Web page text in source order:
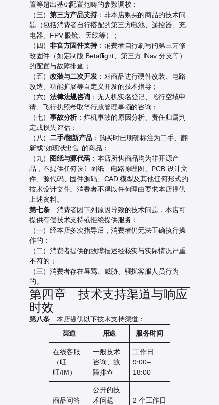
置等超出基础配置范畴的参数调校；
（三） 第三方产品支持：非本店购买的商品的技术问
题（包括消费者自行搭配的第三方电池、遥控器、充
电器、FPV 眼镜、天线等）；
（四） 非官方固件支持：消费者自行刷写的第三方修
改固件（如定制版 Betaflight、第三方 INav 分支等）
的配置与故障排查；
（五） 改装与二次开发 ：对商品进行硬件改装、电路
改造、功能扩展等自定义开发的技术指导；
（六） 法律法规咨询 ：无人机实名登记、飞行空域申
请、飞行执照考取等行政管理事项的咨询；
（七） 事故分析：炸机事故的原因分析、责任归属判
定或损失评估；
（八） 二手/翻新产品 ：购买时已明确标注为二手、翻
新或”如现状出售”的商品；
（九）
图纸与源代码 ：本店所售商品均为非开源产
品，不提供任何设计图纸、电路原理图、PCB 设计文
件、源代码、固件源码、CAD 模型及其他任何形式的
技术设计文件。消费者不得以任何理由要求本店提供
上述资料。
第七条消费者因下列原因导致的技术问题，本店可
提供有偿技术支持或拒绝提供服务：
（一）经本店多次指导后，消费者仍无法正确执行操
作的；
（二）消费者提供的故障描述经核实与实际情况严重
不符的；
（三）消费者存在辱骂、威胁、骚扰客服人员行为
的。
第四章 技术支持渠道与响应
时效
第八条本店提供以下技术支持渠道：
渠道
用途 服务时间
在线客服
（旺
旺/IM）
一般技术
咨询、故
障排查
工作日
9:00–
18:00
商品问答
公开的技
术问题
2 个工作日